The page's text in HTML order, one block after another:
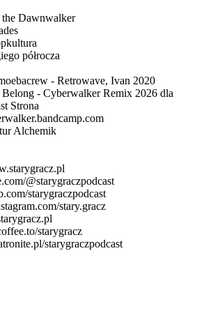
Dawnwalker
półrocza
- Retrowave, Ivan 2020
- Cyberwalker Remix 2026 dla
Strona
Alchemik
@starygraczpodcast
starygraczpodcast
stary.gracz
starygracz
starygraczpodcast